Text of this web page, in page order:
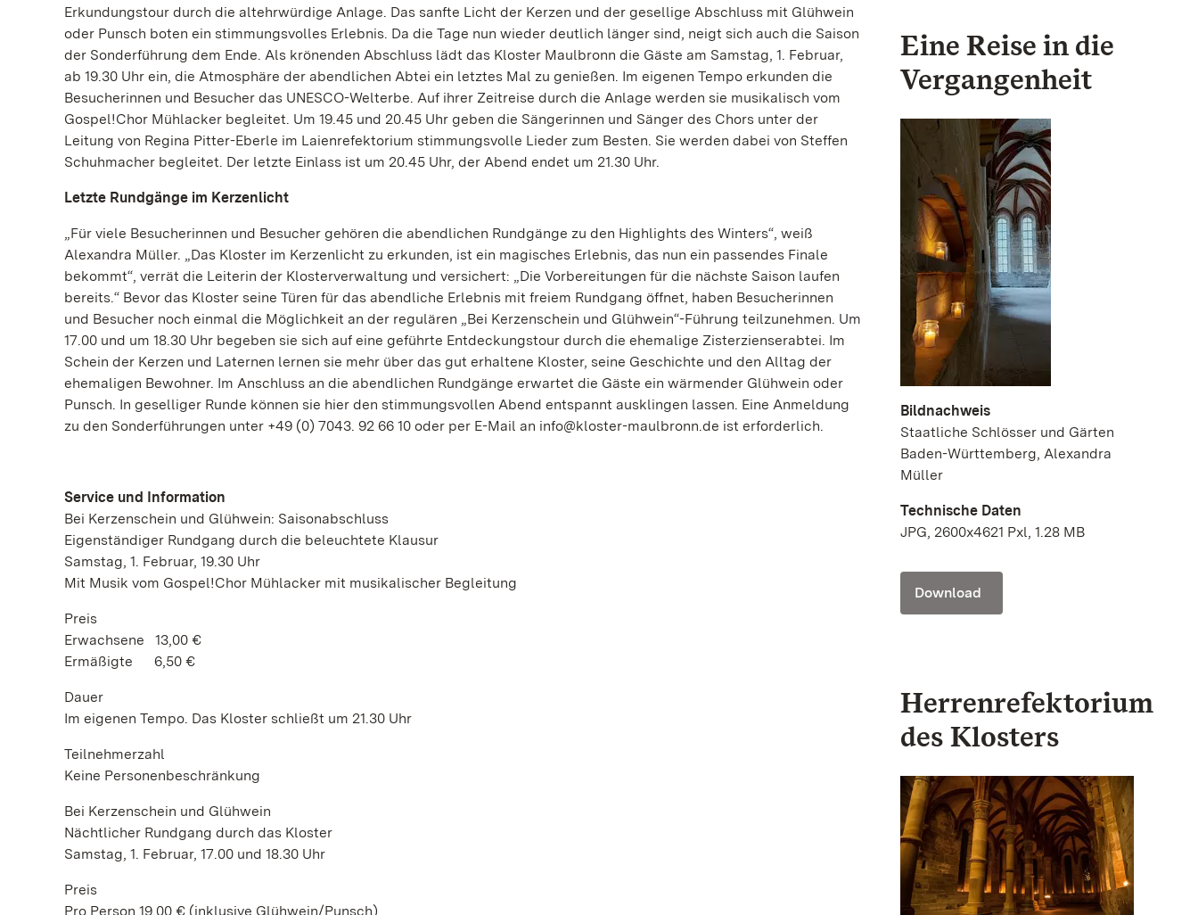
Erkundungstour durch die altehrwürdige Anlage. Das sanfte Licht der Kerzen und der gesellige Abschluss mit Glühwein
oder Punsch boten ein stimmungsvolles Erlebnis. Da die Tage nun wieder deutlich länger sind, neigt sich auch die Saison
der Sonderführung dem Ende. Als krönenden Abschluss lädt das Kloster Maulbronn die Gäste am Samstag, 1. Februar,
ab 19.30 Uhr ein, die Atmosphäre der abendlichen Abtei ein letztes Mal zu genießen. Im eigenen Tempo erkunden die
Besucherinnen und Besucher das UNESCO-Welterbe. Auf ihrer Zeitreise durch die Anlage werden sie musikalisch vom
Gospel!Chor Mühlacker begleitet. Um 19.45 und 20.45 Uhr geben die Sängerinnen und Sänger des Chors unter der
Leitung von Regina Pitter-Eberle im Laienrefektorium stimmungsvolle Lieder zum Besten. Sie werden dabei von Steffen
Schuhmacher begleitet. Der letzte Einlass ist um 20.45 Uhr, der Abend endet um 21.30 Uhr.
Letzte Rundgänge im Kerzenlicht
„Für viele Besucherinnen und Besucher gehören die abendlichen Rundgänge zu den Highlights des Winters“, weiß
Alexandra Müller. „Das Kloster im Kerzenlicht zu erkunden, ist ein magisches Erlebnis, das nun ein passendes Finale
bekommt“, verrät die Leiterin der Klosterverwaltung und versichert: „Die Vorbereitungen für die nächste Saison laufen
bereits.“ Bevor das Kloster seine Türen für das abendliche Erlebnis mit freiem Rundgang öffnet, haben Besucherinnen
und Besucher noch einmal die Möglichkeit an der regulären „Bei Kerzenschein und Glühwein“-Führung teilzunehmen. Um
17.00 und um 18.30 Uhr begeben sie sich auf eine geführte Entdeckungstour durch die ehemalige Zisterzienserabtei. Im
Schein der Kerzen und Laternen lernen sie mehr über das gut erhaltene Kloster, seine Geschichte und den Alltag der
ehemaligen Bewohner. Im Anschluss an die abendlichen Rundgänge erwartet die Gäste ein wärmender Glühwein oder
Punsch. In geselliger Runde können sie hier den stimmungsvollen Abend entspannt ausklingen lassen. Eine Anmeldung
zu den Sonderführungen unter +49 (0) 7043. 92 66 10 oder per E-Mail an info@kloster-maulbronn.de ist erforderlich.
Service und Information
Bei Kerzenschein und Glühwein: Saisonabschluss
Eigenständiger Rundgang durch die beleuchtete Klausur
Samstag, 1. Februar, 19.30 Uhr
Mit Musik vom Gospel!Chor Mühlacker mit musikalischer Begleitung
Preis
Erwachsene 13,00 €
Ermäßigte 6,50 €
Dauer
Im eigenen Tempo. Das Kloster schließt um 21.30 Uhr
Teilnehmerzahl
Keine Personenbeschränkung
Bei Kerzenschein und Glühwein
Nächtlicher Rundgang durch das Kloster
Samstag, 1. Februar, 17.00 und 18.30 Uhr
Preis
Pro Person 19.00 € (inklusive Glühwein/Punsch)
Eine Reise in die
Vergangenheit
Bildnachweis
Staatliche Schlösser und Gärten
Baden-Württemberg, Alexandra
Müller
Technische Daten
JPG, 2600x4621 Pxl, 1.28 MB
Download
Herrenrefektorium
des Klosters